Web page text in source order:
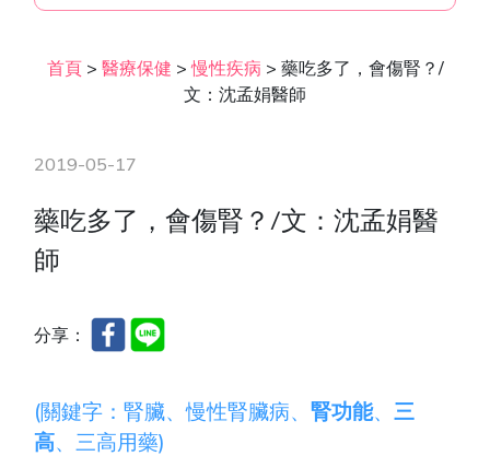
首頁> 醫療保健 >慢性疾病 > 藥吃多了，會傷腎？/
文：沈孟娟醫師
2019-05-17
藥吃多了，會傷腎？/文：沈孟娟醫
師
分享：
(關鍵字：腎臟、慢性腎臟病、腎功能、三
高、三高用藥)